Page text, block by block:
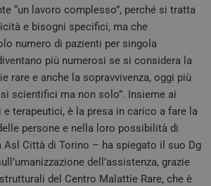
“un lavoro complesso”, perché si tratta
e bisogni specifici, ma che
numero di pazienti per singola
più numerosi se si considera la
rare e anche la sopravvivenza, oggi più
scientifici ma non solo”. Insieme ai
terapeutici, è la presa in carico a fare la
persone e nella loro possibilità di
Asl Città di Torino – ha spiegato il suo Dg
dell’assistenza, grazie
del Centro Malattie Rare, che è